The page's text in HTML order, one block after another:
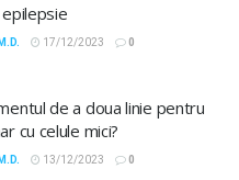
17/12/2023 0
de a doua linie pentru
cu celule mici?
13/12/2023 0